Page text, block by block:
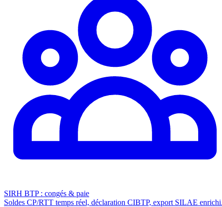
SIRH BTP : congés & paie
Soldes CP/RTT temps réel, déclaration CIBTP, export SILAE